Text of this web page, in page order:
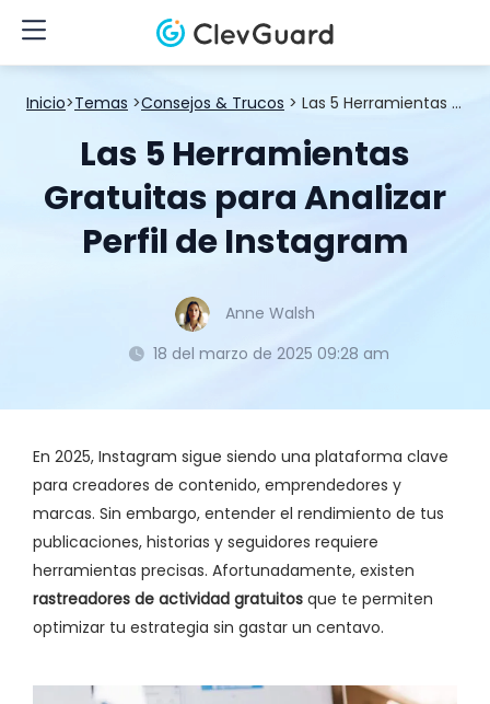
Inicio>Temas >Consejos & Trucos > Las 5 Herramientas Gratuitas para Analizar Perfil de Instagram
Las 5 Herramientas
Gratuitas para Analizar
Perfil de Instagram
Anne Walsh
18 del marzo de 2025 09:28 am
En 2025, Instagram sigue siendo una plataforma clave
para creadores de contenido, emprendedores y
marcas. Sin embargo, entender el rendimiento de tus
publicaciones, historias y seguidores requiere
herramientas precisas. Afortunadamente, existen
rastreadores de actividad gratuitos que te permiten
optimizar tu estrategia sin gastar un centavo.